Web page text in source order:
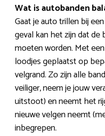
Wat is autobanden
Gaat je auto trillen bij
geval kan het zijn dat de
moeten worden. Met
loodjes geplaatst op
velgrand. Zo zijn alle
veiliger, neem je jouw
uitstoot) en neemt het
nieuwe velgen neemt
inbegrepen.